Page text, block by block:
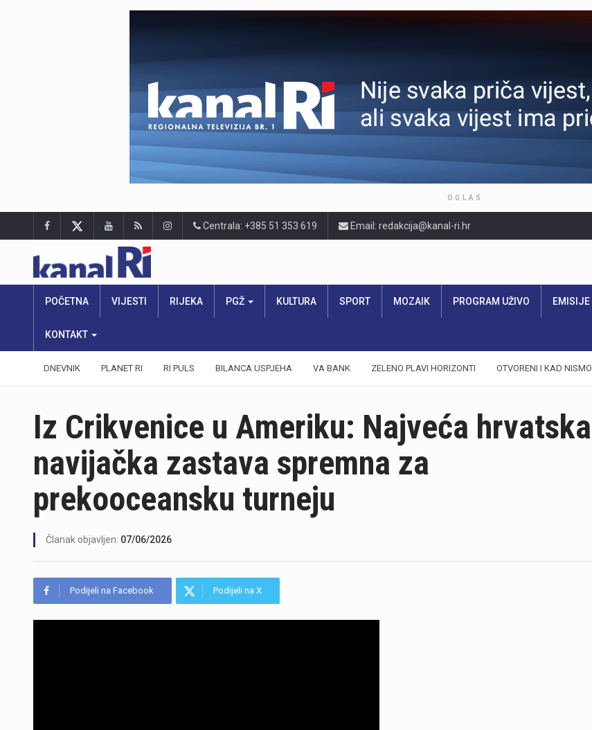
OGLAS
Centrala: +385 51 353 619 Email: redakcija@kanal-ri.hr
POČETNA VIJESTI RIJEKA PGŽ KULTURA SPORT MOZAIK PROGRAM UŽIVO EMISIJE
KONTAKT
DNEVNIK PLANET RI RI PULS BILANCA USPJEHA VA BANK ZELENO PLAVI HORIZONTI OTVORENI I KAD NISMO
Iz Crikvenice u Ameriku: Najveća hrvatska
navijačka zastava spremna za
prekooceansku turneju
Članak objavljen: 07/06/2026
Podijeli na Facebook Podijeli na X